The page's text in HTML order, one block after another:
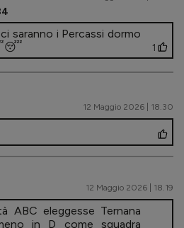
saranno i Percassi dormo
1
12 Maggio 2026 | 18.30
12 Maggio 2026 | 18.19
ABC eleggesse Ternana
in D come squadra